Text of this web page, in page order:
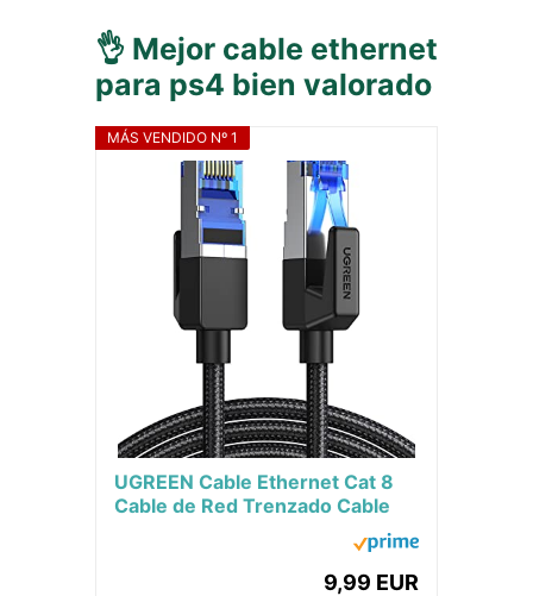
👌 Mejor cable ethernet
para ps4 bien valorado
MÁS VENDIDO Nº 1
UGREEN Cable Ethernet Cat 8
Cable de Red Trenzado Cable
9,99 EUR